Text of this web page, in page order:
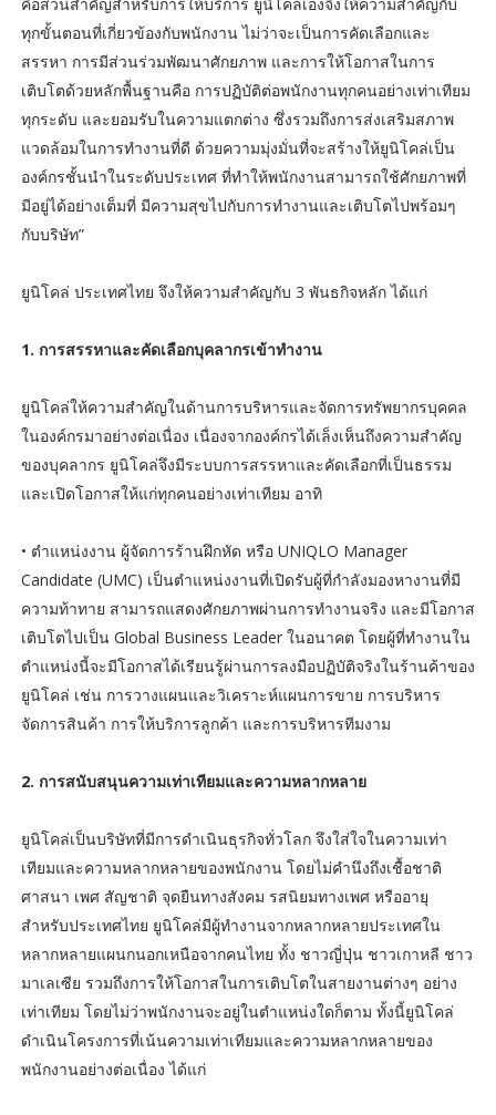
ทุกขั้นตอนที่เกี่ยวข้องกับพนักงาน ไม่ว่าจะเป็นการคัดเลือกและ
สรรหา การมีส่วนร่วมพัฒนาศักยภาพ และการให้โอกาสในการ
เติบโตด้วยหลักพื้นฐานคือ การปฏิบัติต่อพนักงานทุกคนอย่างเท่าเทียม
ทุกระดับ และยอมรับในความแตกต่าง ซึ่งรวมถึงการส่งเสริมสภาพ
แวดล้อมในการทำงานที่ดี ด้วยความมุ่งมั่นที่จะสร้างให้ยูนิโคล่เป็น
องค์กรชั้นนำในระดับประเทศ ที่ทำให้พนักงานสามารถใช้ศักยภาพที่
มีอยู่ได้อย่างเต็มที่ มีความสุขไปกับการทำงานและเติบโตไปพร้อมๆ
กับบริษัท”
ยูนิโคล่ ประเทศไทย จึงให้ความสำคัญกับ 3 พันธกิจหลัก ได้แก่
1. การสรรหาและคัดเลือกบุคลากรเข้าทำงาน
ยูนิโคล่ให้ความสำคัญในด้านการบริหารและจัดการทรัพยากรบุคคล
ในองค์กรมาอย่างต่อเนื่อง เนื่องจากองค์กรได้เล็งเห็นถึงความสำคัญ
ของบุคลากร ยูนิโคล่จึงมีระบบการสรรหาและคัดเลือกที่เป็นธรรม
และเปิดโอกาสให้แก่ทุกคนอย่างเท่าเทียม อาทิ
• ตำแหน่งงาน ผู้จัดการร้านฝึกหัด หรือ UNIQLO Manager
Candidate (UMC) เป็นตำแหน่งงานที่เปิดรับผู้ที่กำลังมองหางานที่มี
ความท้าทาย สามารถแสดงศักยภาพผ่านการทำงานจริง และมีโอกาส
เติบโตไปเป็น Global Business Leader ในอนาคต โดยผู้ที่ทำงานใน
ตำแหน่งนี้จะมีโอกาสได้เรียนรู้ผ่านการลงมือปฏิบัติจริงในร้านค้าของ
ยูนิโคล่ เช่น การวางแผนและวิเคราะห์แผนการขาย การบริหาร
จัดการสินค้า การให้บริการลูกค้า และการบริหารทีมงาม
2. การสนับสนุนความเท่าเทียมและความหลากหลาย
ยูนิโคล่เป็นบริษัทที่มีการดำเนินธุรกิจทั่วโลก จึงใส่ใจในความเท่า
เทียมและความหลากหลายของพนักงาน โดยไม่คำนึงถึงเชื้อชาติ
ศาสนา เพศ สัญชาติ จุดยืนทางสังคม รสนิยมทางเพศ หรืออายุ
สำหรับประเทศไทย ยูนิโคล่มีผู้ทำงานจากหลากหลายประเทศใน
หลากหลายแผนกนอกเหนือจากคนไทย ทั้ง ชาวญี่ปุ่น ชาวเกาหลี ชาว
มาเลเซีย รวมถึงการให้โอกาสในการเติบโตในสายงานต่างๆ อย่าง
เท่าเทียม โดยไม่ว่าพนักงานจะอยู่ในตำแหน่งใดก็ตาม ทั้งนี้ยูนิโคล่
ดำเนินโครงการที่เน้นความเท่าเทียมและความหลากหลายของ
พนักงานอย่างต่อเนื่อง ได้แก่